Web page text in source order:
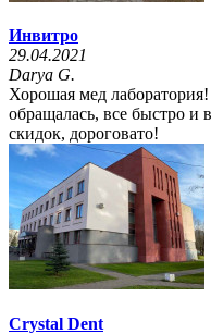
Инвитро
29.04.2021
Darya G.
Хорошая мед
обращалась, все быстро
скидок, дороговато!
Crystal Dent